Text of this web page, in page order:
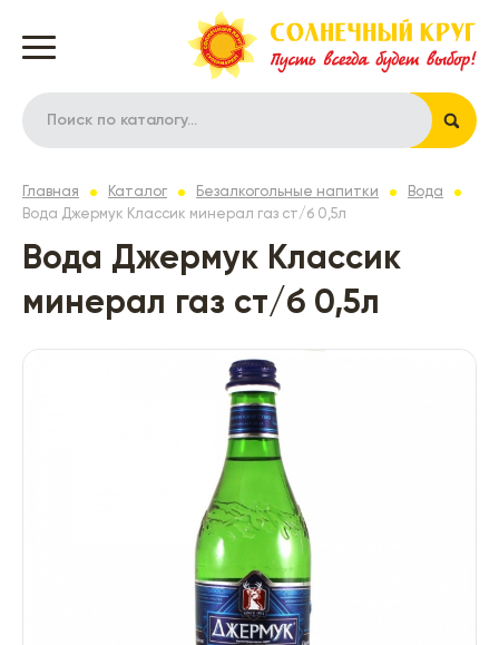
Главная Каталог Безалкогольные напитки
Вода
Вода Джермук Классик минерал газ ст/б 0,5л
Вода Джермук Классик
минерал газ ст/б 0,5л